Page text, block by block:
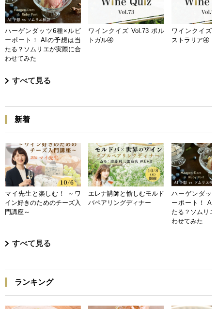
ハーゲンダッツ6種×ルビ
ーポート！ AIの予想は当
たる？ソムリエが実際に合
わせてみた
ワインクイズ Vol.73 ポル
トガル④
ワインクイズ
ストラリア④
すべて見る
新着
マイ先生と楽しむ！ ～ワ
イン好きのためのチーズ入
門講座～
エレナ講師と愉しむモルド
バペアリングディナー
ハーゲンダッ
ーポート！ AI
たる？ソムリ
わせてみた
すべて見る
ランキング